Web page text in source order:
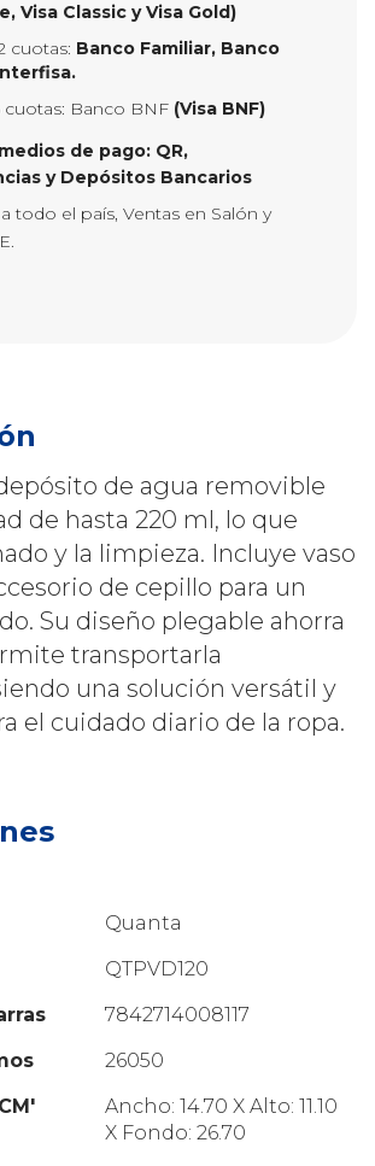
Visa Classic y Visa Gold)
cuotas: Banco Familiar, Banco
cuotas: Banco BNF (Visa BNF)
de pago: QR,
y Depósitos Bancarios
todo el país, Ventas en Salón y
de agua removible
de hasta 220 ml, lo que
y la limpieza. Incluye vaso
de cepillo para un
Su diseño plegable ahorra
transportarla
una solución versátil y
el cuidado diario de la ropa.
Quanta
QTPVD120
7842714008117
26050
Ancho: 14.70 X Alto: 11.10
X Fondo: 26.70